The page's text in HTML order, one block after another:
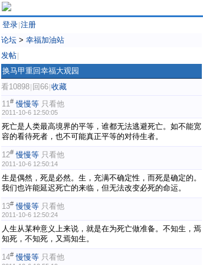
登录 注册
论坛 > 幸福加油站
发帖
换马甲重回幸福大观园
看10898 回66 收藏
11# 慢慢等 只看他
2011-10-6 12:50:05
死亡是人类最高境界的平等，谁都无法逃避死亡。如不能宽
容的看待死者，也不可能真正平等的对待生者。
12# 慢慢等 只看他
2011-10-6 12:50:14
生是偶然，死是必然。生，充满不确定性，而死是确定的。
我们也许能延迟死亡的来临，但无法改变必死的命运。
13# 慢慢等 只看他
2011-10-6 12:50:24
人生从某种意义上来说，就是在为死亡做准备。不知生，焉
知死，不知死，又焉知生。
14# 慢慢等 只看他